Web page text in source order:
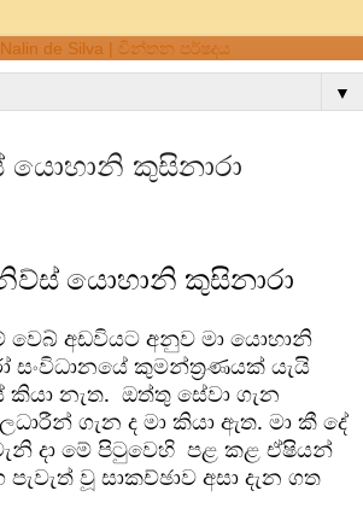
▼
යොහානි කුසිනාරා
යොහානි කුසිනාරා
වෙබ් අඩවියට අනුව මා යොහානි
සංවිධානයේ කුමන්ත්‍රණයක් යැයි
කියා නැත.  ඔත්තු සේවා ගැන
ගැන ද මා කියා ඇත. මා කී දේ
දා මේ පිටුවෙහි  පළ කළ ඒෂියන්
වූ සාකච්ඡාව අසා දැන ගත